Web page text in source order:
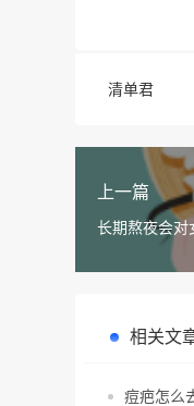
清单君
上一篇
长期熬夜会对
相关文
痘疤怎么